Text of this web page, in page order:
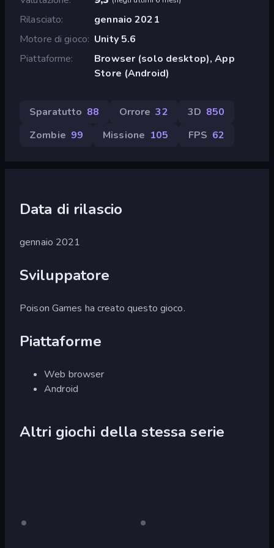
Rilasciato
gennaio 2021
Motore di gioco Unity 5.6
Piattaforme
Browser (solo desktop), App
Store (Android)
Sparatutto 88 Orrore 32 3D 850
Zombie 99 Missione 105 FPS 62
Data di rilascio
gennaio 2021
Sviluppatore
Poison Games ha creato questo gioco.
Piattaforme
Web browser
Android
Altri giochi della stessa serie
Slenderman
Solo
Slenderman
Solo